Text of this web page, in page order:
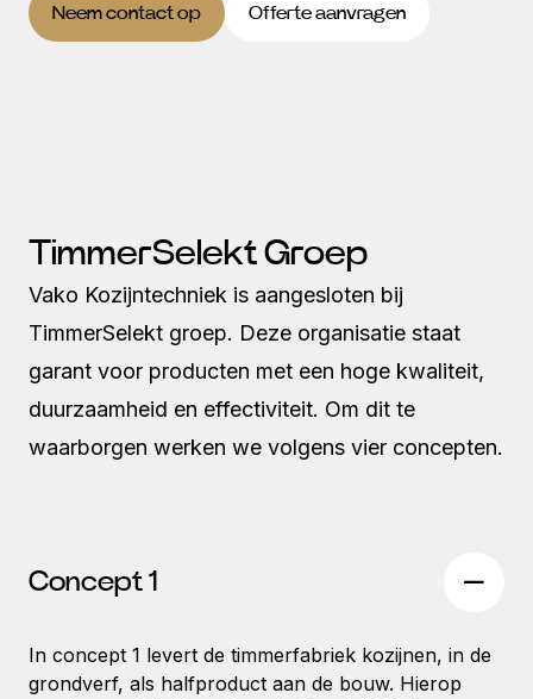
Neem contact op Offerte aanvragen
TimmerSelekt Groep
Vako Kozijntechniek is aangesloten bij
TimmerSelekt groep. Deze organisatie staat
garant voor producten met een hoge kwaliteit,
duurzaamheid en effectiviteit. Om dit te
waarborgen werken we volgens vier concepten.
Concept 1
In concept 1 levert de timmerfabriek kozijnen, in de
grondverf, als halfproduct aan de bouw. Hierop